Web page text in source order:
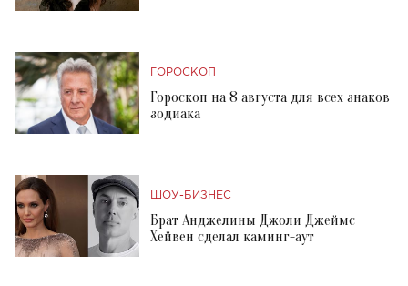
ГОРОСКОП
Гороскоп на 8 августа для всех знаков
зодиака
ШОУ-БИЗНЕС
Брат Анджелины Джоли Джеймс
Хейвен сделал каминг-аут